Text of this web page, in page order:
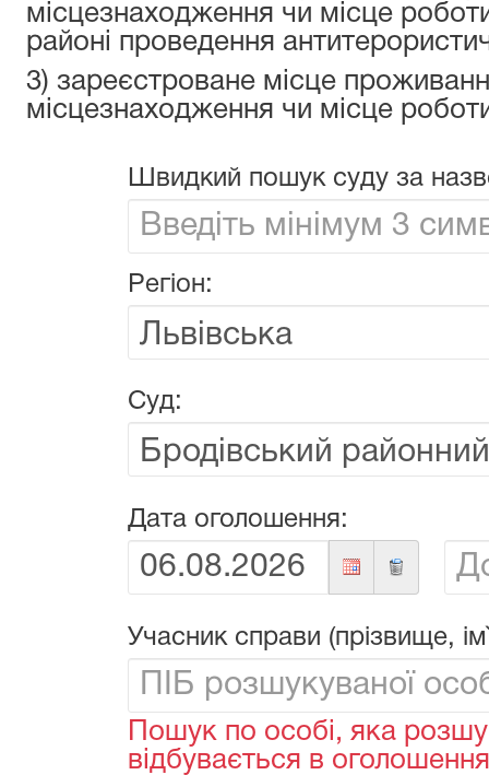
місцезнаходження чи місце
районі проведення
3) зареєстроване місце
місцезнаходження чи місце
Швидкий пошук суду за
Регіон:
Суд:
Дата оголошення:
Від:
До:
Учасник справи (прізвище,
Пошук по особі, яка
відбувається в